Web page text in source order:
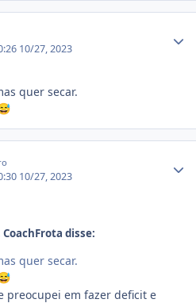
10/27, 2023
quer secar.
10/27, 2023
disse:
quer secar.
preocupei em fazer deficit e